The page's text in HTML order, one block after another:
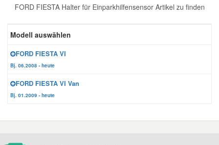
FORD FIESTA Halter für Einparkhilfensensor Artikel zu finden
Modell auswählen
FORD FIESTA VI
Bj. 06.2008 - heute
FORD FIESTA VI Van
Bj. 01.2009 - heute
Winter-Autozubehör